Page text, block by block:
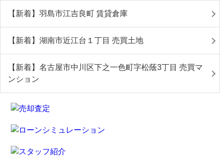
【新着】羽島市江吉良町 賃貸倉庫
【新着】湖南市近江台１丁目 売買土地
【新着】名古屋市中川区下之一色町字松蔭3丁目 売買マ
ンション